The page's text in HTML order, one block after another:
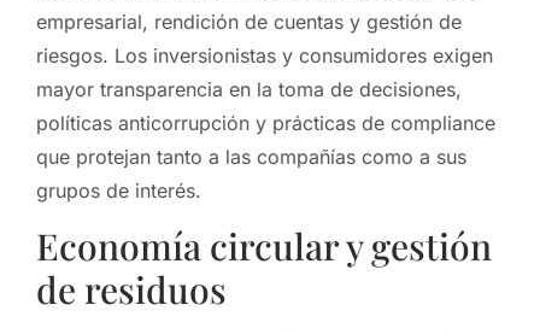
empresarial, rendición de cuentas y gestión de
riesgos. Los inversionistas y consumidores exigen
mayor transparencia en la toma de decisiones,
políticas anticorrupción y prácticas de compliance
que protejan tanto a las compañías como a sus
grupos de interés.
Economía circular y gestión
de residuos